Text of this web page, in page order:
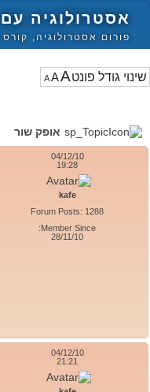
אסטרולוגיה
פורום אסטרולוגיה,
AAA
אופק שור
04/12/10
19:28
kafe
Forum Posts: 1288
Member Since:
28/11/10
04/12/10
21:21